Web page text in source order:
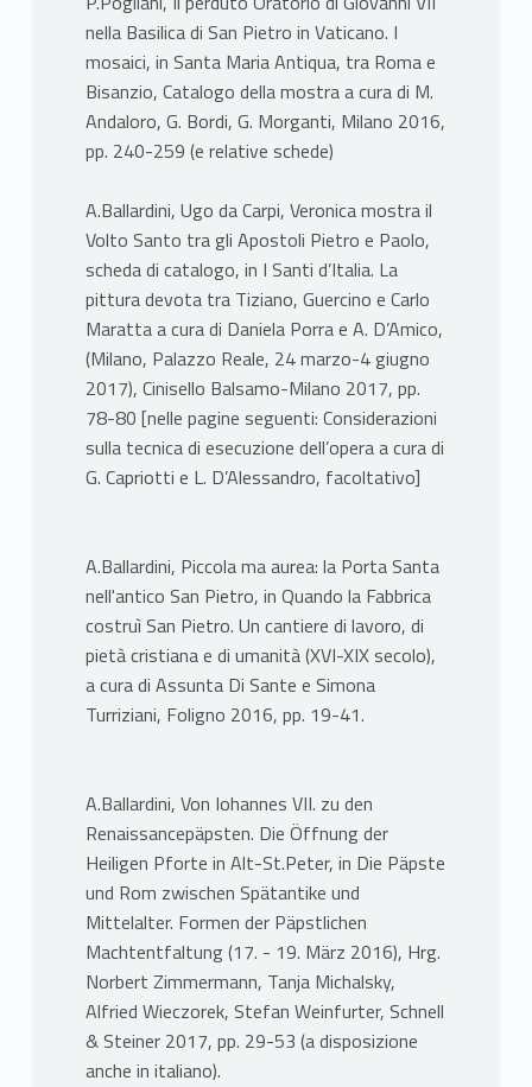
nella Basilica di San Pietro in Vaticano. I
mosaici, in Santa Maria Antiqua, tra Roma e
Bisanzio, Catalogo della mostra a cura di M.
Andaloro, G. Bordi, G. Morganti, Milano 2016,
pp. 240-259 (e relative schede)
A.Ballardini, Ugo da Carpi, Veronica mostra il
Volto Santo tra gli Apostoli Pietro e Paolo,
scheda di catalogo, in I Santi d’Italia. La
pittura devota tra Tiziano, Guercino e Carlo
Maratta a cura di Daniela Porra e A. D’Amico,
(Milano, Palazzo Reale, 24 marzo-4 giugno
2017), Cinisello Balsamo-Milano 2017, pp.
78-80 [nelle pagine seguenti: Considerazioni
sulla tecnica di esecuzione dell’opera a cura di
G. Capriotti e L. D’Alessandro, facoltativo]
A.Ballardini, Piccola ma aurea: la Porta Santa
nell'antico San Pietro, in Quando la Fabbrica
costruì San Pietro. Un cantiere di lavoro, di
pietà cristiana e di umanità (XVI-XIX secolo),
a cura di Assunta Di Sante e Simona
Turriziani, Foligno 2016, pp. 19-41.
A.Ballardini, Von Iohannes VII. zu den
Renaissancepäpsten. Die Öffnung der
Heiligen Pforte in Alt-St.Peter, in Die Päpste
und Rom zwischen Spätantike und
Mittelalter. Formen der Päpstlichen
Machtentfaltung (17. - 19. März 2016), Hrg.
Norbert Zimmermann, Tanja Michalsky,
Alfried Wieczorek, Stefan Weinfurter, Schnell
& Steiner 2017, pp. 29-53 (a disposizione
anche in italiano).